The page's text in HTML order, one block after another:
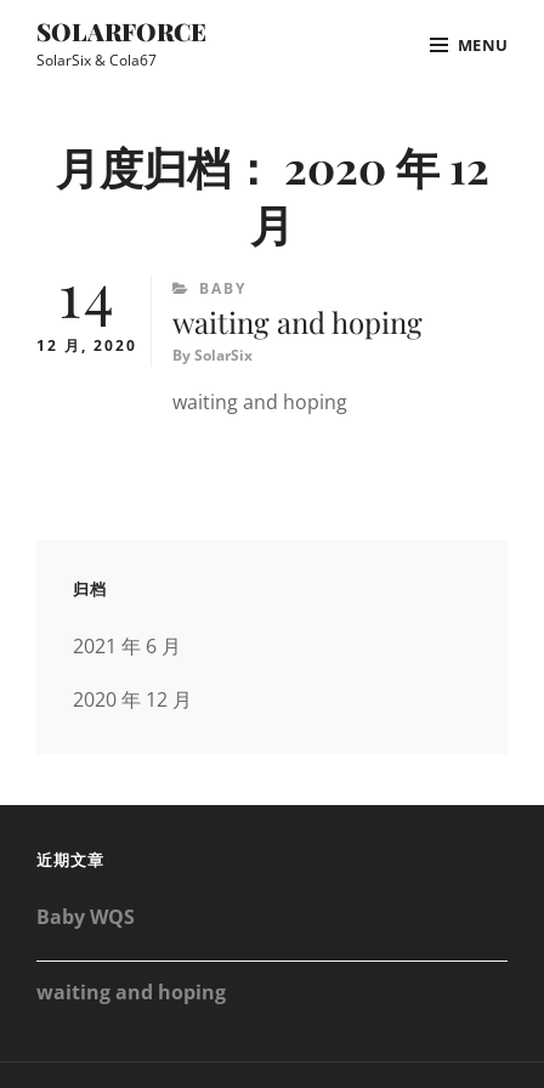
SOLARFORCE
SolarSix & Cola67
MENU
月度归档： 2020 年 12
月
14
12 月, 2020
CATEGORIES
BABY
waiting and hoping
BySolarSix
waiting and hoping
归档
2021 年 6 月
2020 年 12 月
近期文章
Baby WQS
waiting and hoping